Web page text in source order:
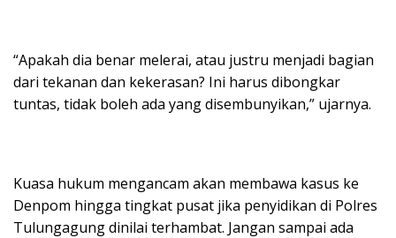
“Apakah dia benar melerai, atau justru menjadi bagian
dari tekanan dan kekerasan? Ini harus dibongkar
tuntas, tidak boleh ada yang disembunyikan,” ujarnya.
Kuasa hukum mengancam akan membawa kasus ke
Denpom hingga tingkat pusat jika penyidikan di Polres
Tulungagung dinilai terhambat. Jangan sampai ada